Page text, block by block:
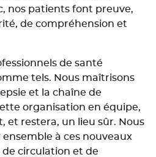
nos patients font preuve,
de compréhension et
de santé
tels. Nous maîtrisons
et la chaîne de
organisation en équipe,
et restera, un lieu sûr. Nous
à ces nouveaux
de circulation et de